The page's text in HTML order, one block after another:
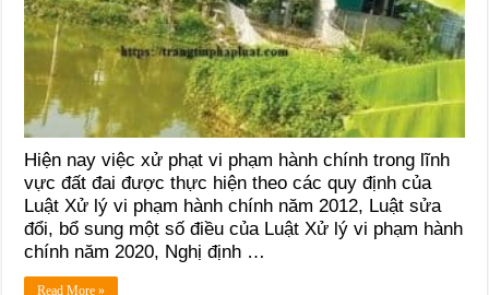
Hiện nay việc xử phạt vi phạm hành chính trong lĩnh
vực đất đai được thực hiện theo các quy định của
Luật Xử lý vi phạm hành chính năm 2012, Luật sửa
đổi, bổ sung một số điều của Luật Xử lý vi phạm hành
chính năm 2020, Nghị định …
Read More »